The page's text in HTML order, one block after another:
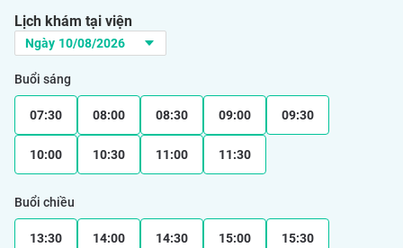
Lịch khám tại viện
Buổi sáng
07:30 08:00 08:30 09:00 09:30
10:00 10:30 11:00 11:30
Buổi chiều
13:30 14:00 14:30 15:00 15:30